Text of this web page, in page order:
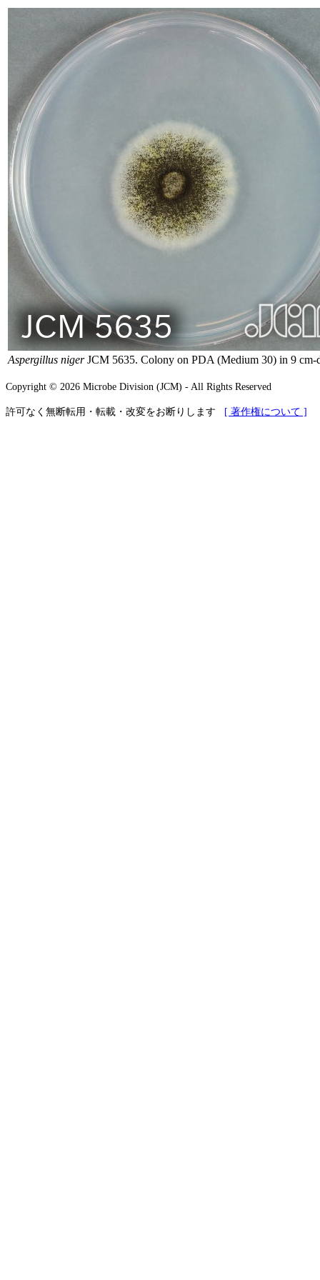
Aspergillus nigerJCM 5635. Colony on PDA (Medium 30) in 9 cm-
Copyright © 2026 Microbe Division (JCM) - All Rights Reserved
許可なく無断転用・転載・改変をお断りします [ 著作権について ]